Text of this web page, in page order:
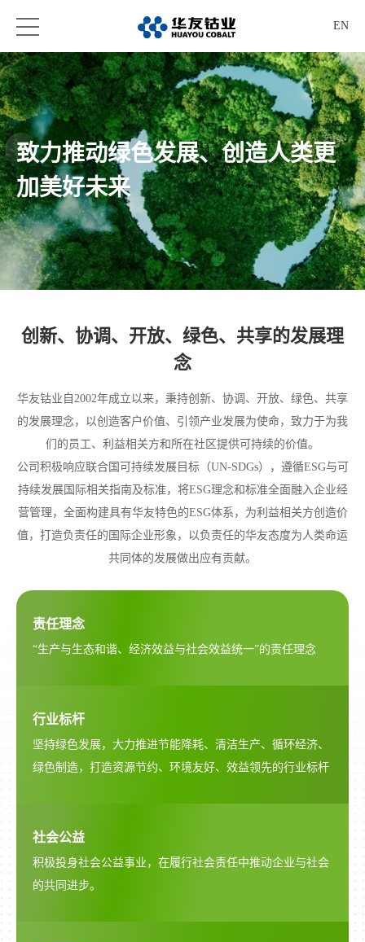
EN
致力推动绿色发展、创造人类更
加美好未来
创新、协调、开放、绿色、共享的发展理
念
华友钴业自2002年成立以来，秉持创新、协调、开放、绿色、共享
的发展理念，以创造客户价值、引领产业发展为使命，致力于为我
们的员工、利益相关方和所在社区提供可持续的价值。
公司积极响应联合国可持续发展目标（UN-SDGs），遵循ESG与可
持续发展国际相关指南及标准，将ESG理念和标准全面融入企业经
营管理，全面构建具有华友特色的ESG体系，为利益相关方创造价
值，打造负责任的国际企业形象，以负责任的华友态度为人类命运
共同体的发展做出应有贡献。
责任理念
“生产与生态和谐、经济效益与社会效益统一”的责任理念
行业标杆
坚持绿色发展，大力推进节能降耗、清洁生产、循环经济、
绿色制造，打造资源节约、环境友好、效益领先的行业标杆
社会公益
积极投身社会公益事业，在履行社会责任中推动企业与社会
的共同进步。